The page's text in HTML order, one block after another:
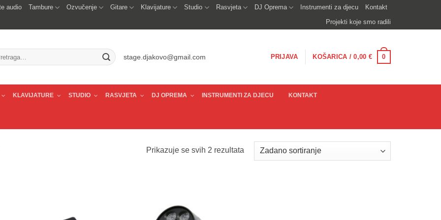
audio Tambure Ozvučenje Gitare Klavijature Studio Rasvjeta DJ Oprema Instrumenti za djecu
Kontakt
Projekti koje smo radili
stage.djakovo@gmail.com PRIJAVA KOŠARICA /0,00 € 0
KLAVIJATURE STUDIO RASVJETA DJ OPREMA INSTRUMENTI ZA DJECU KONTAKT
Prikazuje se svih 2 rezultata